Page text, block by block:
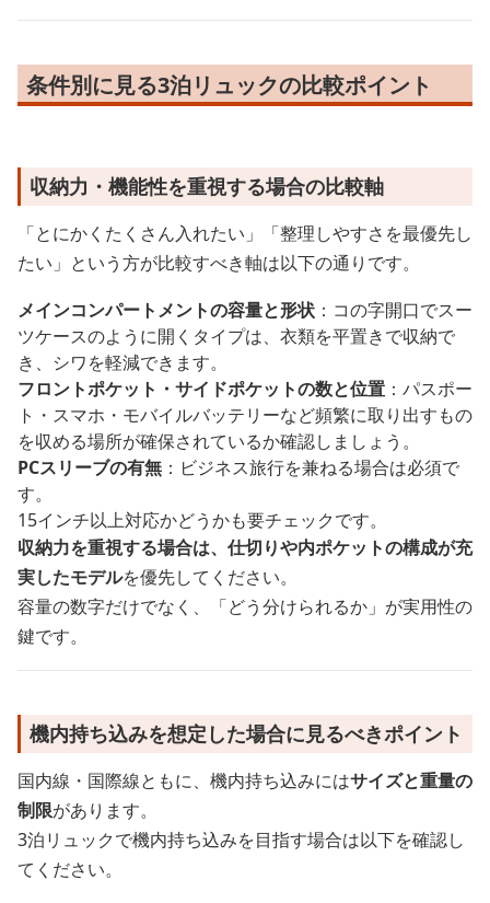
条件別に見る3泊リュックの比較ポイント
収納力・機能性を重視する場合の比較軸
「とにかくたくさん入れたい」「整理しやすさを最優先し
たい」という方が比較すべき軸は以下の通りです。
メインコンパートメントの容量と形状 ：コの字開口でスー
ツケースのように開くタイプは、衣類を平置きで収納で
き、シワを軽減できます。
フロントポケット・サイドポケットの数と位置 ：パスポー
ト・スマホ・モバイルバッテリーなど頻繁に取り出すもの
を収める場所が確保されているか確認しましょう。
PCスリーブの有無 ：ビジネス旅行を兼ねる場合は必須で
す。
15インチ以上対応かどうかも要チェックです。
収納力を重視する場合は、仕切りや内ポケットの構成が充
実したモデルを優先してください。
容量の数字だけでなく、「どう分けられるか」が実用性の
鍵です。
機内持ち込みを想定した場合に見るべきポイント
国内線・国際線ともに、機内持ち込みにはサイズと重量の
制限があります。
3泊リュックで機内持ち込みを目指す場合は以下を確認し
てください。